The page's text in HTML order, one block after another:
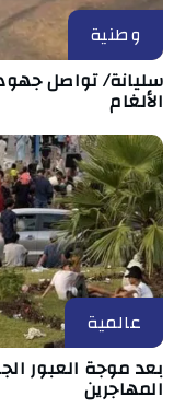
وطنية
سليانة/ تواصل
الألغام
عالمية
بعد موجة العبور
المهاجرين